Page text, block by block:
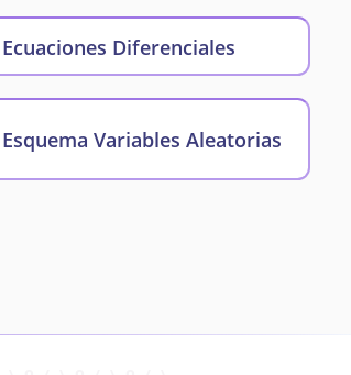
Ecuaciones Diferenciales
Esquema Variables Aleatorias